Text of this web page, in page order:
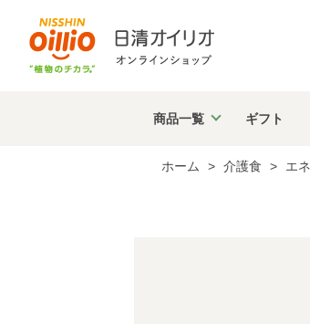
商品一覧 ギフト
ホーム > 介護食 > エ